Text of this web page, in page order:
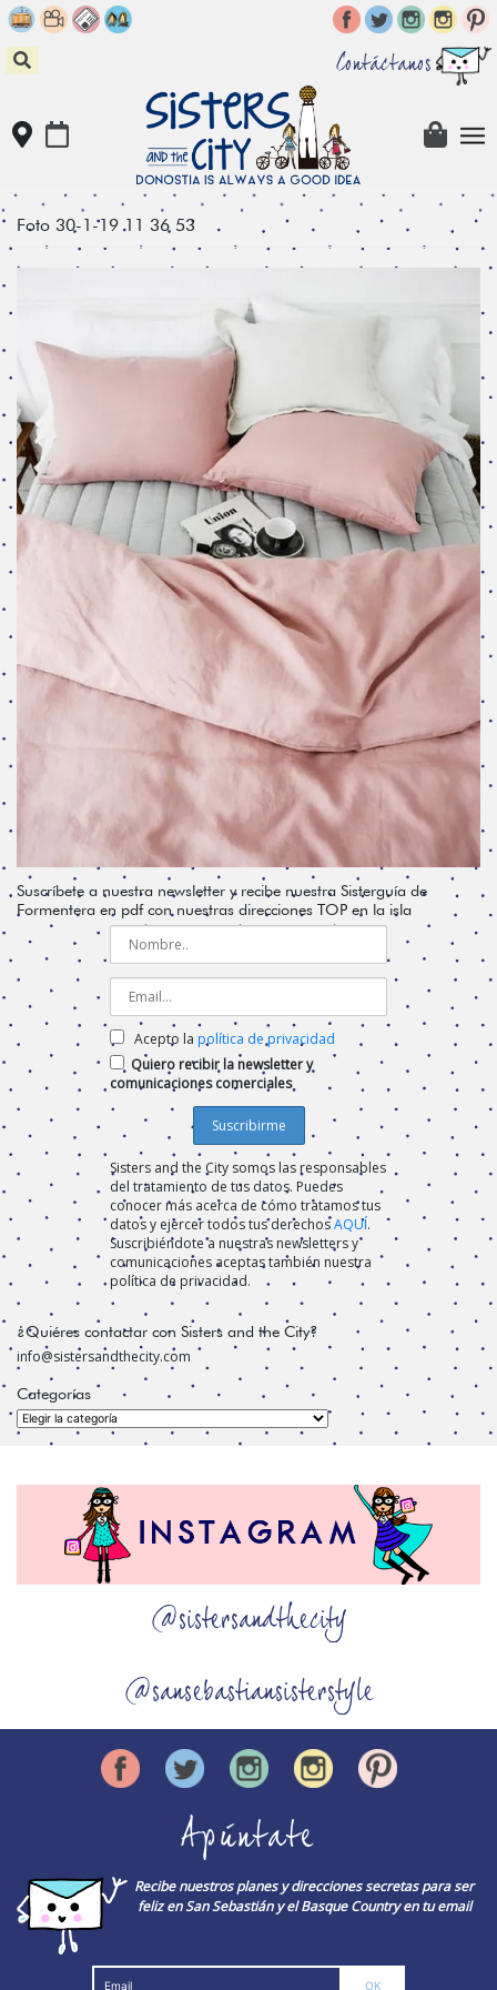
Skip
to
content
Contáctanos
Foto 30-1-19 11 36 53
Suscríbete a nuestra newsletter y recibe nuestra Sisterguía de
Formentera en pdf con nuestras direcciones TOP en la isla
Acepto la política de privacidad
Quiero recibir la newsletter y
comunicaciones comerciales
Sisters and the City somos las responsables
del tratamiento de tus datos. Puedes
conocer más acerca de cómo tratamos tus
datos y ejercer todos tus derechosAQUÍ.
Suscribiéndote a nuestras newsletters y
comunicaciones aceptas también nuestra
política de privacidad.
¿Quiéres contactar con Sisters and the City?
info@sistersandthecity.com
Categorías
Categorías
@sistersandthecity
@sansebastiansisterstyle
Apúntate
Recibe nuestros planes y direcciones secretas para ser
feliz en San Sebastián y el Basque Country en tu email